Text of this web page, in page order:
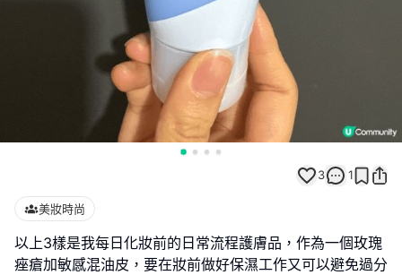
3 1
美妝時尚
以上3樣是我每日化妝前的日常流程護膚品，作為一個玫瑰
痤瘡加敏感混油皮，要在妝前做好保濕工作又可以避免過分